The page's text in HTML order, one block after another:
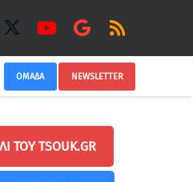
ΟΜΑΔΑ NEWSLETTER
ΤΟΥ TSOUK.GR